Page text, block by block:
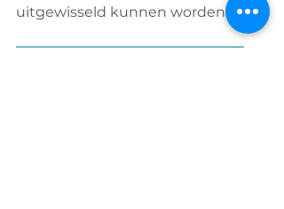
uitgewisseld kunnen worden.